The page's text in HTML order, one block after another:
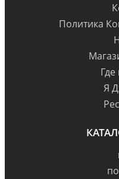
Политика
Я